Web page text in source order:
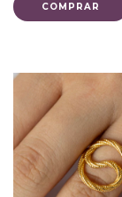
COMPRAR